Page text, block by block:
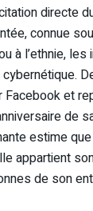
directe
connue
à l’ethnie,
Facebook et
de
estime
appartient
de son